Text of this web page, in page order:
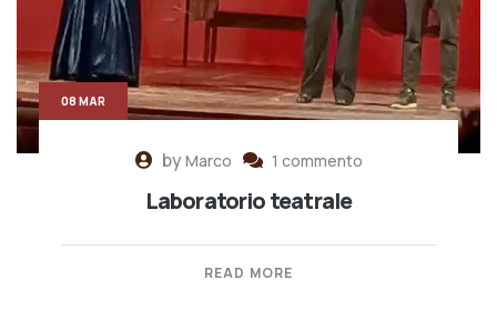
byMarco 1 commento
Laboratorio teatrale
READ MORE
08 MAR